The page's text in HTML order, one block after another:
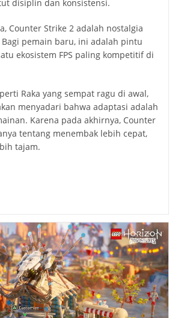
disiplin dan konsistensi.
Counter Strike 2 adalah nostalgia
pemain baru, ini adalah pintu
ekosistem FPS paling kompetitif di
Raka yang sempat ragu di awal,
menyadari bahwa adaptasi adalah
Karena pada akhirnya, Counter
tentang menembak lebih cepat,
tajam.